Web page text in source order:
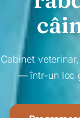
Cabinet
— într-un loc